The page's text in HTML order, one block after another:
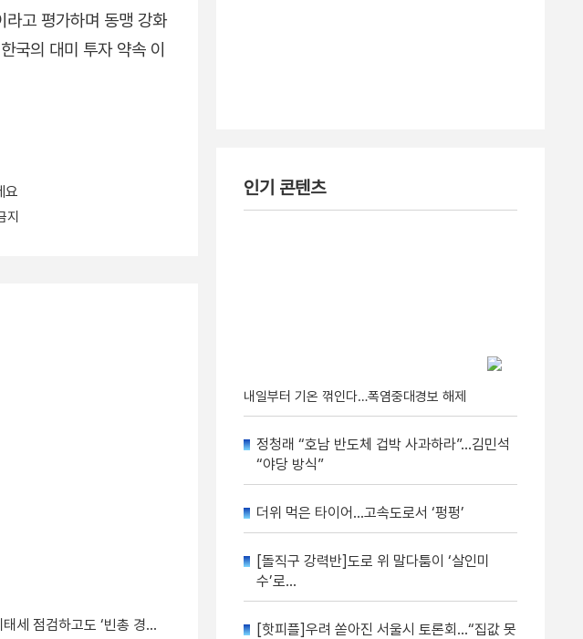
고 평가하며 동맹 강화
국의 대미 투자 약속 이
요
검하고도 ‘빈총 경계’ 몰랐다
인기 콘텐츠
내일부터 기온 꺾인다…폭염중대경보 해제
정청래 “호남 반도체 겁박 사과하라”…김민석
“야당 방식”
더위 먹은 타이어…고속도로서 ‘펑펑’
[돌직구 강력반]도로 위 말다툼이 ‘살인미
수’로…
[핫피플]우려 쏟아진 서울시 토론회…“집값 못